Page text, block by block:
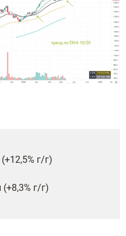
г/г)
г/г)